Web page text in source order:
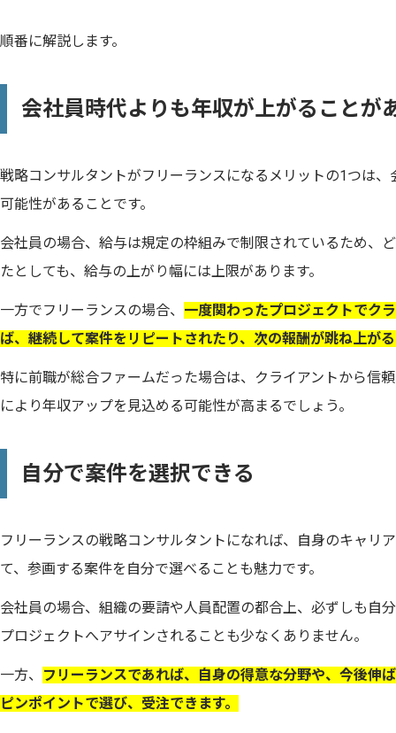
順番に解説します。
会社員時代よりも年収が上がることが
戦略コンサルタントがフリーランスになるメリットの1つは
可能性があることです。
会社員の場合、給与は規定の枠組みで制限されているため、
たとしても、給与の上がり幅には上限があります。
一方でフリーランスの場合、 一度関わったプロジェクトでク
ば、継続して案件をリピートされたり、次の報酬が跳ね上が
特に前職が総合ファームだった場合は、クライアントから信
により年収アップを見込める可能性が高まるでしょう。
自分で案件を選択できる
フリーランスの戦略コンサルタントになれば、自身のキャリ
て、参画する案件を自分で選べることも魅力です。
会社員の場合、組織の要請や人員配置の都合上、必ずしも自
プロジェクトへアサインされることも少なくありません。
一方、
フリーランスであれば、自身の得意な分野や、今後伸
ピンポイントで選び、受注できます。